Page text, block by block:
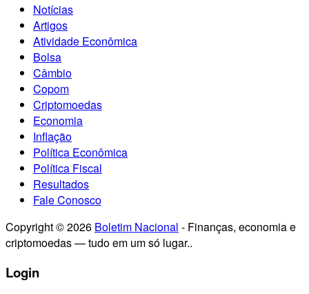
Notícias
Artigos
Atividade Econômica
Bolsa
Câmbio
Copom
Criptomoedas
Economia
Inflação
Política Econômica
Política Fiscal
Resultados
Fale Conosco
Copyright © 2026 Boletim Nacional - Finanças, economia e
criptomoedas — tudo em um só lugar..
Login